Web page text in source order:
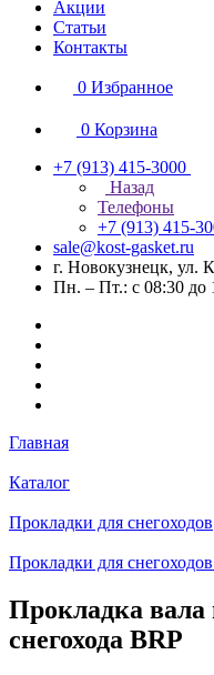
Акции
Статьи
Контакты
0 Избранное
0 Корзина
+7 (913) 415-3000
Назад
Телефоны
+7 (913) 415-
sale@kost-gasket.ru
г. Новокузнецк, ул.
Пн. – Пт.: с 08:30 до
Главная
Каталог
Прокладки для снегоходов
Прокладки для
Прокладка
снегохода BRP